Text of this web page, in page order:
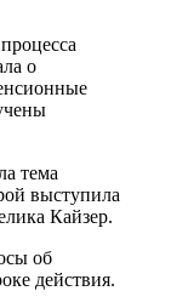
о
тема
выступила
Кайзер.
об
действия.